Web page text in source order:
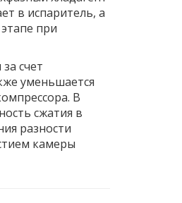
в испаритель, а
при
счет
уменьшается
В
сжатия в
разности
камеры